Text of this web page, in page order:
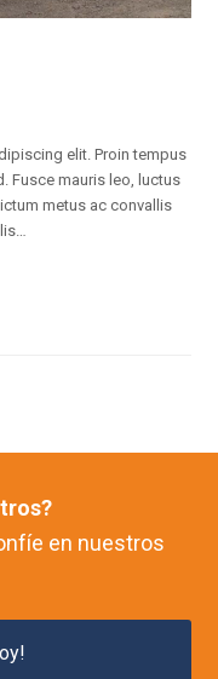
elit. Proin tempus
Fusce mauris leo, luctus
metus ac convallis
en nuestros